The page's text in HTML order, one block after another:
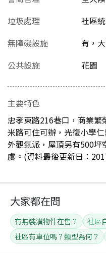
垃圾處理
社區
無障礙設施
有，
公共設施
花園
主要特色
忠孝東路216巷口，商業
米路可住可辦，光復小學
外觀氣派，屋頂另有500
虞。(資料最後更新日：
大家都在問
有無裝潢物件在售？
社區
社區有車位嗎？類型為何？